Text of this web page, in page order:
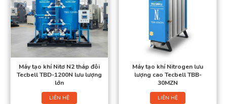
Máy tạo khí Nitơ N2 tháp đôi
Tecbell TBD-1200N lưu lượng
lớn
LIÊN HỆ
Máy tạo khí Nitrogen lưu
lượng cao Tecbell TBB-
30MZN
LIÊN HỆ